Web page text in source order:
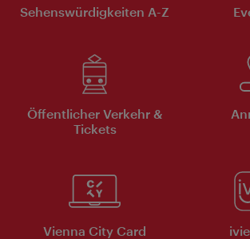
Sehenswürdigkeiten A-Z
Öffentlicher Verkehr &
Tickets
Vienna City Card